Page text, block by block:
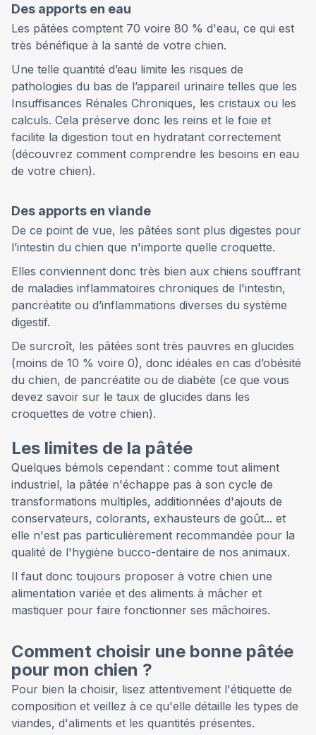
Des apports en eau
Les pâtées comptent 70 voire 80 % d'eau, ce qui est
très bénéfique à la santé de votre chien.
Une telle quantité d’eau limite les risques de
pathologies du bas de l’appareil urinaire telles que les
Insuffisances Rénales Chroniques, les cristaux ou les
calculs. Cela préserve donc les reins et le foie et
facilite la digestion tout en hydratant correctement
(découvrez comment comprendre les besoins en eau
de votre chien).
Des apports en viande
De ce point de vue, les pâtées sont plus digestes pour
l’intestin du chien que n'importe quelle croquette.
Elles conviennent donc très bien aux chiens souffrant
de maladies inflammatoires chroniques de l'intestin,
pancréatite ou d’inflammations diverses du système
digestif.
De surcroît, les pâtées sont très pauvres en glucides
(moins de 10 % voire 0), donc idéales en cas d’obésité
du chien, de pancréatite ou de diabète (ce que vous
devez savoir sur le taux de glucides dans les
croquettes de votre chien).
Les limites de la pâtée
Quelques bémols cependant : comme tout aliment
industriel, la pâtée n'échappe pas à son cycle de
transformations multiples, additionnées d'ajouts de
conservateurs, colorants, exhausteurs de goût... et
elle n'est pas particulièrement recommandée pour la
qualité de l'hygiène bucco-dentaire de nos animaux.
Il faut donc toujours proposer à votre chien une
alimentation variée et des aliments à mâcher et
mastiquer pour faire fonctionner ses mâchoires.
Comment choisir une bonne pâtée
pour mon chien ?
Pour bien la choisir, lisez attentivement l'étiquette de
composition et veillez à ce qu'elle détaille les types de
viandes, d'aliments et les quantités présentes.